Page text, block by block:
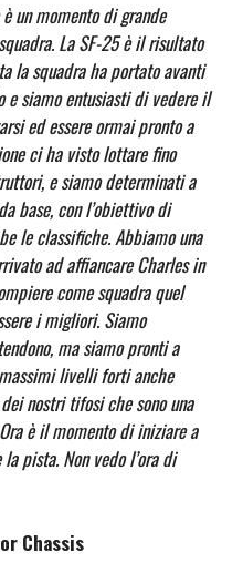
un momento di grande
La SF-25 è il risultato
la squadra ha portato avanti
e siamo entusiasti di vedere il
ed essere ormai pronto a
ci ha visto lottare fino
e siamo determinati a
base, con l’obiettivo di
le classifiche. Abbiamo una
ad affiancare Charles in
come squadra quel
i migliori. Siamo
ma siamo pronti a
livelli forti anche
nostri tifosi che sono una
è il momento di iniziare a
pista. Non vedo l’ora di
Chassis